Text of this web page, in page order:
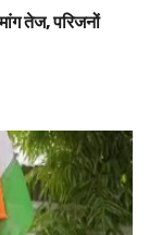
तेज, परिजनों